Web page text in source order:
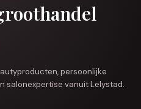
persoonlijke
salonexpertise vanuit Lelystad.